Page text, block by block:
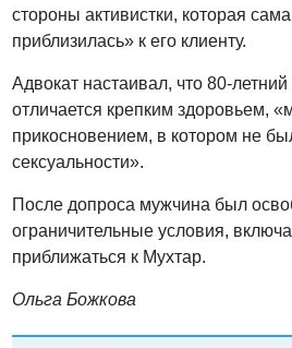
стороны активистки, которая
приблизилась» к его клиенту.
Адвокат настаивал, что 80-
отличается крепким здоровьем,
прикосновением, в котором не
сексуальности».
После допроса мужчина был
ограничительные условия,
приближаться к Мухтар.
Ольга Божкова